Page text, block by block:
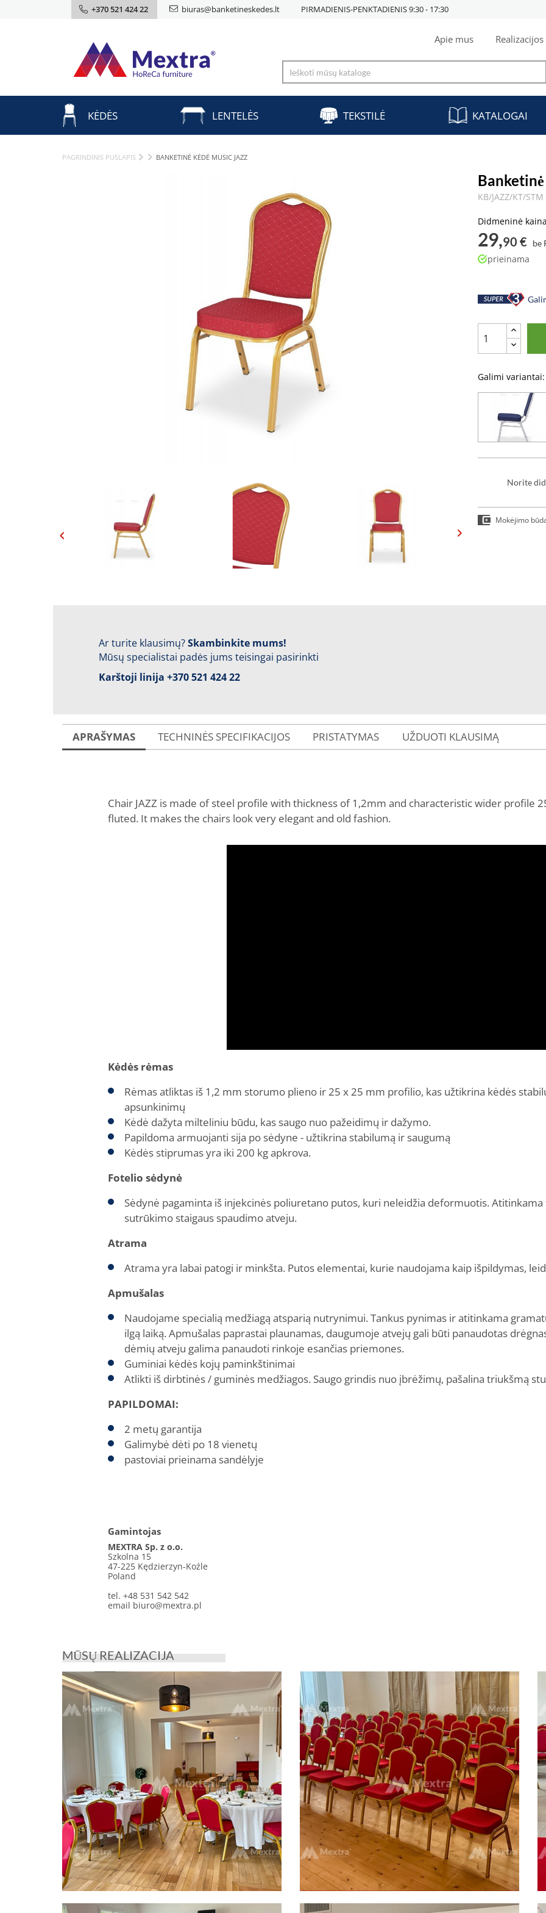
+370 521 424 22 biuras@banketineskedes.lt PIRMADIENIS-PENKTADIENIS 9:30 - 17:30
Apie mus Realizacijos
KĖDĖS LENTELĖS TEKSTILĖ KATALOGAI
PAGRINDINIS PUSLAPIS BANKETINĖ KĖDĖ MUSIC JAZZ
Banketinė
KB/JAZZ/KT/STM
Didmeninė kaina
29,90 € be
prieinama
Galimi variantai:
Norite
Mokėjimo
Ar turite klausimų?Skambinkite mums!
Mūsų specialistai padės jums teisingai pasirinkti
Karštoji linija +370 521 424 22
APRAŠYMAS TECHNINĖS SPECIFIKACIJOS PRISTATYMAS UŽDUOTI KLAUSIMĄ
Chair JAZZ is made of steel profile with thickness of 1,2mm and characteristic wider profile
fluted. It makes the chairs look very elegant and old fashion.
Kėdės rėmas
Rėmas atliktas iš 1,2 mm storumo plieno ir 25 x 25 mm profilio, kas užtikrina kėdės
apsunkinimų
Kėdė dažyta milteliniu būdu, kas saugo nuo pažeidimų ir dažymo.
Papildoma armuojanti sija po sėdyne - užtikrina stabilumą ir saugumą
Kėdės stiprumas yra iki 200 kg apkrova.
Fotelio sėdynė
Sėdynė pagaminta iš injekcinės poliuretano putos, kuri neleidžia deformuotis.
sutrūkimo staigaus spaudimo atveju.
Atrama
Atrama yra labai patogi ir minkšta. Putos elementai, kurie naudojama kaip išpildymas,
Apmušalas
Naudojame specialią medžiagą atsparią nutrynimui. Tankus pynimas ir atitinkama
ilgą laiką. Apmušalas paprastai plaunamas, daugumoje atvejų gali būti panaudotas
dėmių atveju galima panaudoti rinkoje esančias priemones.
Guminiai kėdės kojų paminkštinimai
Atlikti iš dirbtinės / guminės medžiagos. Saugo grindis nuo įbrėžimų, pašalina triukšmą
PAPILDOMAI:
2 metų garantija
Galimybė dėti po 18 vienetų
pastoviai prieinama sandėlyje
Gamintojas
MEXTRA Sp. z o.o.
Szkolna 15
47-225 Kędzierzyn-Koźle
Poland
tel. +48 531 542 542
email biuro@mextra.pl
MŪSŲ REALIZACIJA